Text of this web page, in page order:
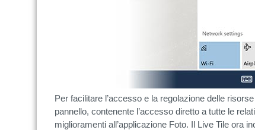
Per facilitare l’accesso e la regolazione delle
pannello, contenente l’accesso diretto a tutte le
miglioramenti all’applicazione Foto. Il Live Tile ora